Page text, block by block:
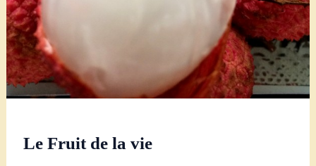
Le Fruit de la vie